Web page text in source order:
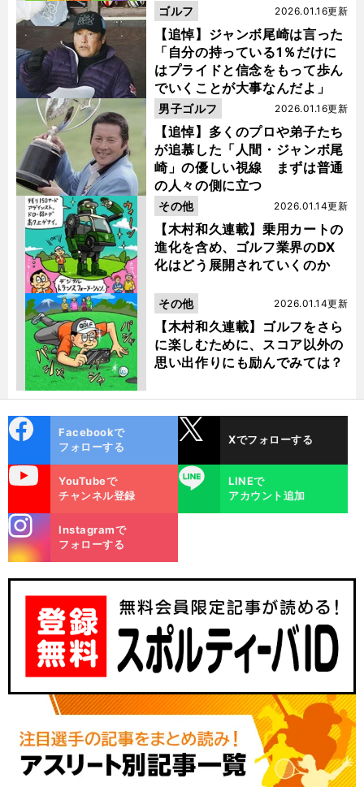
【追悼】ジャンボ尾崎は言った
「自分の持っている1％だけに
はプライドと信念をもって歩ん
でいくことが大事なんだよ」
2026.01.16更新
ゴルフ
【追悼】多くのプロや弟子たち
が追慕した「人間・ジャンボ尾
崎」の優しい視線 まずは普通
の人々の側に立つ
2026.01.16更新
男子ゴルフ
【木村和久連載】乗用カートの
進化を含め、ゴルフ業界のDX
化はどう展開されていくのか
2026.01.14更新
その他
【木村和久連載】ゴルフをさら
に楽しむために、スコア以外の
思い出作りにも励んでみては？
2026.01.14更新
その他
ok
Facebookで
フォローする
Xでフォローする
YouTubeで
チャンネル登録
LINE
LINEで
アカウント追加
m
Instagramで
フォローする